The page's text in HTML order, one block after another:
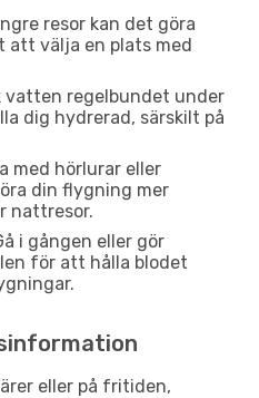
resor kan det göra
att välja en plats med
vatten regelbundet under
dig hydrerad, särskilt på
med hörlurar eller
din flygning mer
nattresor.
i gången eller gör
för att hålla blodet
eller på fritiden,